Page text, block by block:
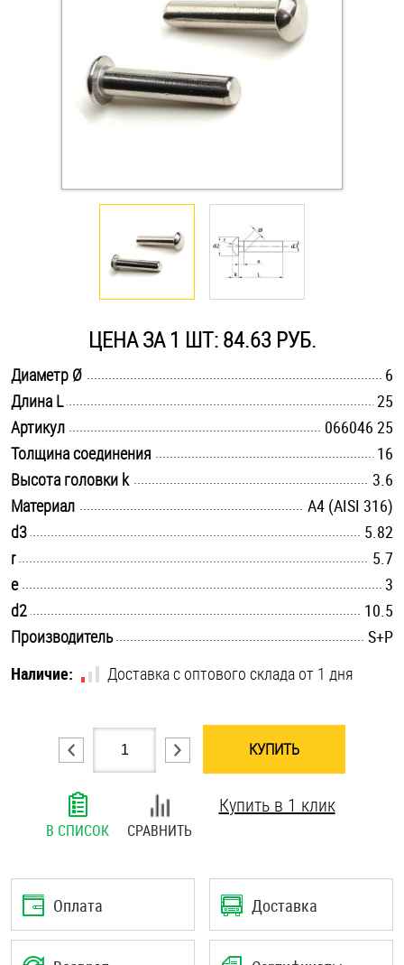
Крюки, кольца с метрической резьбой
Крюки, кольца с шурупной резьбой
Оснастка и аксессуары для яхт
Стопорные кольца
Такелаж
Хомуты
Шайбы
Шпильки
Штифты и пальцы
ЦЕНА ЗА 1 ШТ: 84.63 РУБ.
Диаметр Ø
6
Длина L
25
Артикул
066046 25
Толщина соединения
16
Высота головки k
3.6
Материал
A4 (AISI 316)
d3
5.82
r
5.7
e
3
d2
10.5
Производитель
S+P
Наличие:
Доставка с оптового склада от 1 дня
КУПИТЬ
В СПИСОК СРАВНИТЬ
Купить в 1 клик
Оплата Доставка